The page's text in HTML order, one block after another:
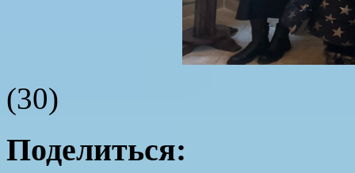
(30)
Поделиться: